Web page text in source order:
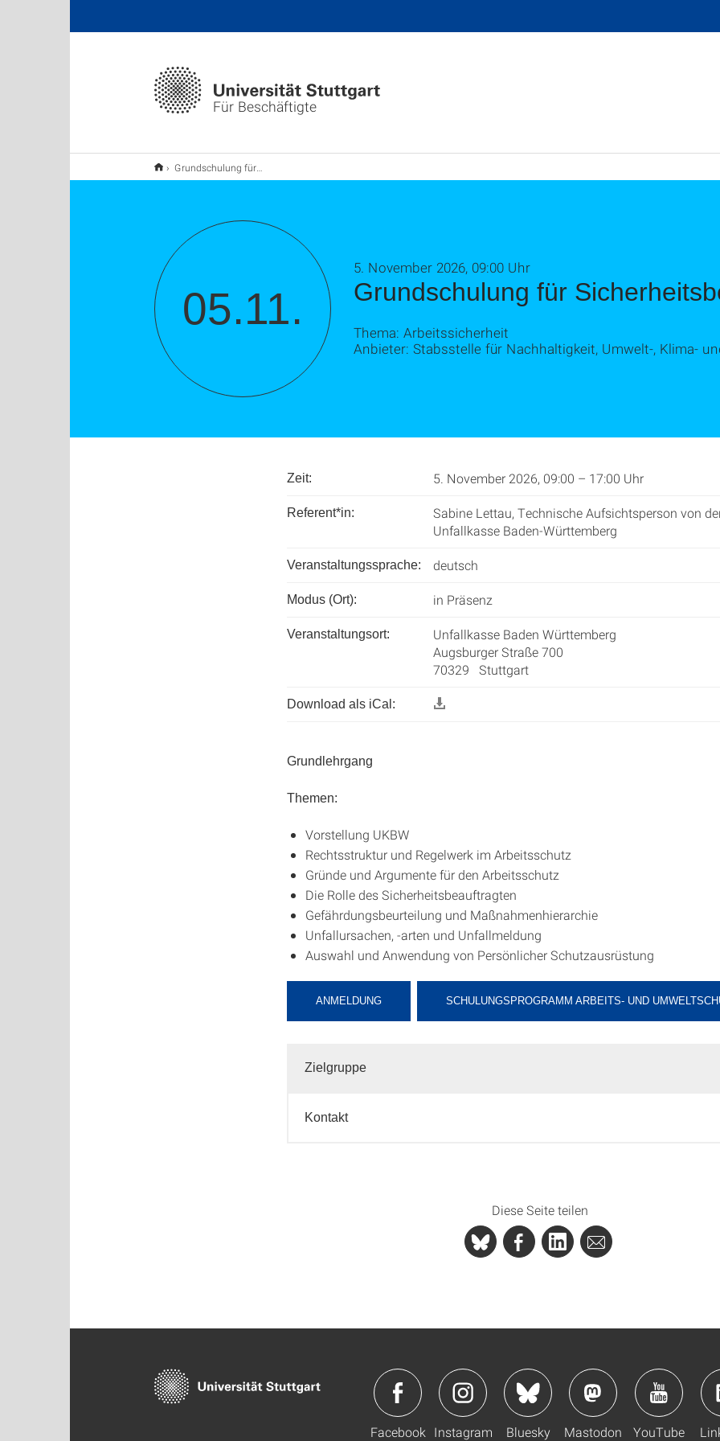
Für Beschäftigte
Grundschulung für Sicherheitsbeauftragte
05.11. Grundschulung für
5. November 2026, 09:00 Uhr
Thema: Arbeitssicherheit
Anbieter: Stabsstelle für Nachhaltigkeit, Umwelt-, Klima-
Zeit: 5. November 2026, 09:00 – 17:00 Uhr
Referent*in:
Sabine Lettau, Technische Aufsichtsperson von
Unfallkasse Baden-Württemberg
Veranstaltungssprache: deutsch
Modus (Ort): in Präsenz
Veranstaltungsort:
Unfallkasse Baden Württemberg
Augsburger Straße 700
70329 Stuttgart
Download als iCal:
Grundlehrgang
Themen:
Vorstellung UKBW
Rechtsstruktur und Regelwerk im Arbeitsschutz
Gründe und Argumente für den Arbeitsschutz
Die Rolle des Sicherheitsbeauftragten
Gefährdungsbeurteilung und Maßnahmenhierarchie
Unfallursachen, -arten und Unfallmeldung
Auswahl und Anwendung von Persönlicher Schutzausrüstung
ANMELDUNG SCHULUNGSPROGRAMM ARBEITS- UND
Zielgruppe
Kontakt
Diese Seite teilen
Facebook Instagram Bluesky Mastodon YouTube